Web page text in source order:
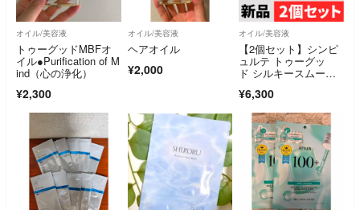
オイル/美容液
トゥーグッドMBFオ
イル●Purification of M
ind（心の浄化）
¥2,300
オイル/美容液
ヘアオイル
¥2,000
オイル/美容液
【2個セット】シンピ
ュルテ トゥーグッ
ド シルキースムース
¥6,300